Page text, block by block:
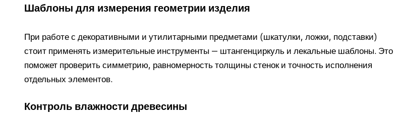
Шаблоны для измерения геометрии изделия
При работе с декоративными и утилитарными предметами (шкатулки, ложки, подставки)
стоит применять измерительные инструменты — штангенциркуль и лекальные шаблоны. Это
поможет проверить симметрию, равномерность толщины стенок и точность исполнения
отдельных элементов.
Контроль влажности древесины